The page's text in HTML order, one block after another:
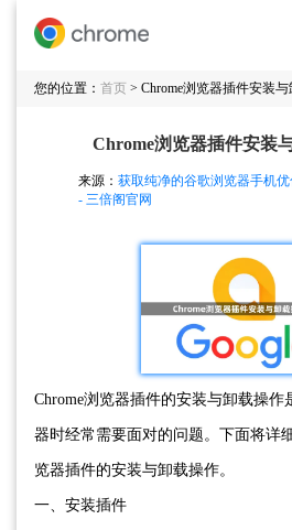
您的位置： 首页 > Chrome浏览器插件安装
Chrome浏览器插件安装
来源： 获取纯净的谷歌浏览器手机
- 三倍阁官网
Chrome浏览器插件的安装与卸载操作
器时经常需要面对的问题。下面将详
览器插件的安装与卸载操作。
一、安装插件